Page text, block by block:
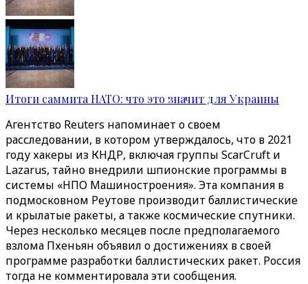
Итоги саммита НАТО: что это значит для Украины
Агентство Reuters напоминает о своем
расследовании, в котором утверждалось, что в 2021
году хакеры из КНДР, включая группы ScarCruft и
Lazarus, тайно внедрили шпионские программы в
системы «НПО Машиностроения». Эта компания в
подмосковном Реутове производит баллистические
и крылатые ракеты, а также космические спутники.
Через несколько месяцев после предполагаемого
взлома Пхеньян объявил о достижениях в своей
программе разработки баллистических ракет. Россия
тогда не комментировала эти сообщения.